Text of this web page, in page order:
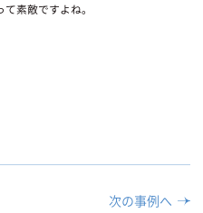
素敵ですよね。
次の事例へ